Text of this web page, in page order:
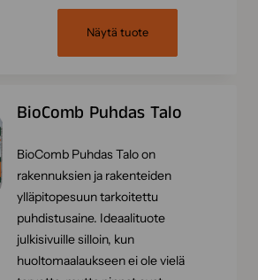
Näytä tuote
BioComb Puhdas Talo
BioComb Puhdas Talo on
rakennuksien ja rakenteiden
ylläpitopesuun tarkoitettu
puhdistusaine. Ideaalituote
julkisivuille silloin, kun
huoltomaalaukseen ei ole vielä